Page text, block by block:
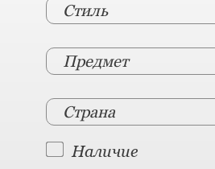
Стиль
Предмет
Страна
Наличие